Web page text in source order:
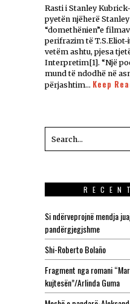
Rasti i Stanley
pyetën njëherë
“domethënien”e
perifrazim të
vetëm ashtu, pjesa
Interpretim[1]. “Një
mund të ndodhë në
përjashtim… Keep
Si ndërveprojnë mendja
pandërgjegjshme
Shi-Roberto Bolaño
Fragment nga romani
kujtesën”/Arlinda Guma